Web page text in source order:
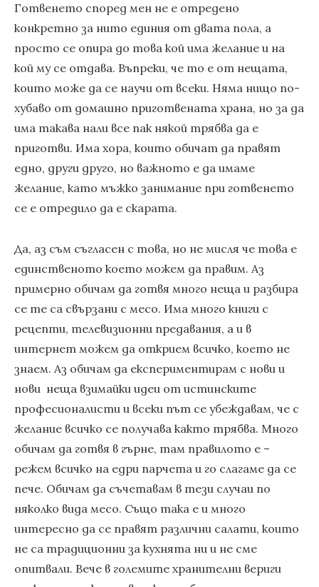
Готвенето според мен не е отредено
конкретно за нито единия от двата пола, а
просто се опира до това кой има желание и на
кой му се отдава. Въпреки, че то е от нещата,
които може да се научи от всеки. Няма нищо по-
хубаво от домашно приготвената храна, но за да
има такава нали все пак някой трябва да е
приготви. Има хора, които обичат да правят
едно, други друго, но важното е да имаме
желание, като мъжко занимание при готвенето
се е отредило да е скарата.
Да, аз съм съгласен с това, но не мисля че това е
единственото което можем да правим. Аз
примерно обичам да готвя много неща и разбира
се те са свързани с месо. Има много книги с
рецепти, телевизионни предавания, а и в
интернет можем да открием всичко, което не
знаем. Аз обичам да експериментирам с нови и
нови неща взимайки идеи от истинските
професионалисти и всеки път се убеждавам, че с
желание всичко се получава както трябва. Много
обичам да готвя в гърне, там правилото е –
режем всичко на едри парчета и го слагаме да се
пече. Обичам да съчетавам в тези случаи по
няколко вида месо. Също така е и много
интересно да се правят различни салати, които
не са традиционни за кухнята ни и не сме
опитвали. Вече в големите хранителни вериги